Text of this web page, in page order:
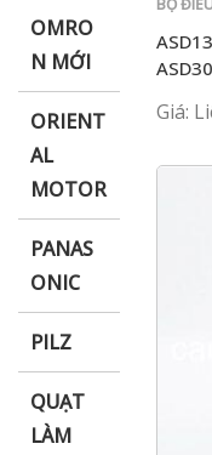
OMRO
N MỚI
ORIENT
AL
MOTOR
PANAS
ONIC
PILZ
QUẠT
LÀM
BỘ
Giá: